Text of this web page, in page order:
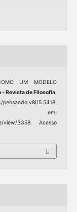
UM MODELO
- Revista de Filosofia,
em:
view/3358. Acesso